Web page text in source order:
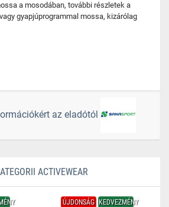
a mosodában, további részletek a
gyapjúprogrammal mossa, kizárólag
az eladótól
ACTIVEWEAR
ÚJDONSÁG KEDVEZMÉNY